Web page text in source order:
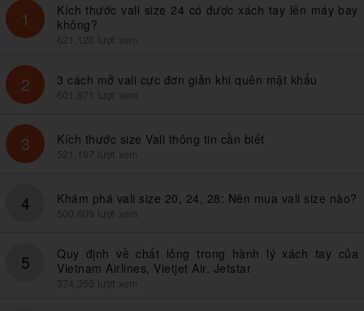
1
Kích thước vali size 24 có được xách tay lên máy bay
không?
621,120 lượt xem
2 3 cách mở vali cực đơn giản khi quên mật khẩu
601,671 lượt xem
3 Kích thước size Vali thông tin cần biết
521,197 lượt xem
4 Khám phá vali size 20, 24, 28: Nên mua vali size nào?
500,609 lượt xem
5
Quy định về chất lỏng trong hành lý xách tay của
Vietnam Airlines, Vietjet Air, Jetstar
374,355 lượt xem